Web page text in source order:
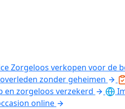
Zorgeloos verkopen voor de
zonder geheimen
en zorgeloos verzekerd
online